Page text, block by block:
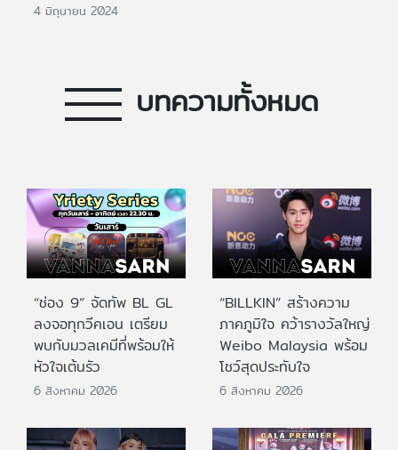
4 มิถุนายน 2024
บทความทั้งหมด
“ช่อง 9” จัดทัพ BL GL
ลงจอทุกวีคเอน เตรียม
พบกับมวลเคมีที่พร้อมให้
หัวใจเต้นรัว
6 สิงหาคม 2026
“BILLKIN” สร้างความ
ภาคภูมิใจ คว้ารางวัลใหญ่
Weibo Malaysia พร้อม
โชว์สุดประทับใจ
6 สิงหาคม 2026